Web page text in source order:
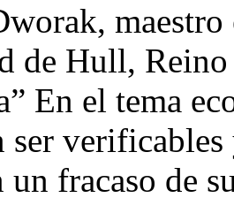
de Hull,
En el tema
ser
un fracaso de